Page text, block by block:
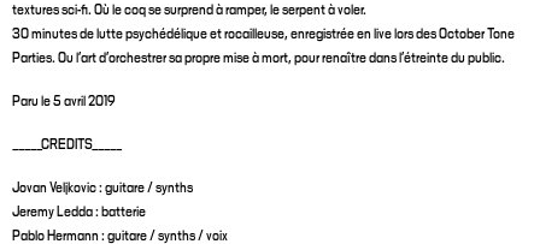
textures sci-fi. Où le coq se surprend à ramper, le serpent à voler.
30 minutes de lutte psychédélique et rocailleuse, enregistrée en live lors des October Tone
Parties. Ou l’art d’orchestrer sa propre mise à mort, pour renaître dans l’étreinte du public.
Paru le 5 avril 2019
_____CREDITS_____
Jovan Veljkovic : guitare / synths
Jeremy Ledda : batterie
Pablo Hermann : guitare / synths / voix